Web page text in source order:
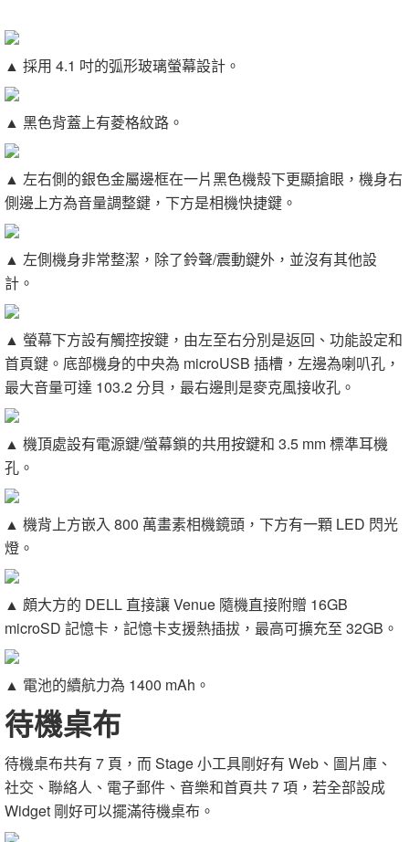
▲ 採用 4.1 吋的弧形玻璃螢幕設計。
▲ 黑色背蓋上有菱格紋路。
▲ 左右側的銀色金屬邊框在一片黑色機殼下更顯搶眼，機身右
側邊上方為音量調整鍵，下方是相機快捷鍵。
▲ 左側機身非常整潔，除了鈴聲/震動鍵外，並沒有其他設
計。
▲ 螢幕下方設有觸控按鍵，由左至右分別是返回、功能設定和
首頁鍵。底部機身的中央為 microUSB 插槽，左邊為喇叭孔，
最大音量可達 103.2 分貝，最右邊則是麥克風接收孔。
▲ 機頂處設有電源鍵/螢幕鎖的共用按鍵和 3.5 mm 標準耳機
孔。
▲ 機背上方嵌入 800 萬畫素相機鏡頭，下方有一顆 LED 閃光
燈。
▲ 頗大方的 DELL 直接讓 Venue 隨機直接附贈 16GB
microSD 記憶卡，記憶卡支援熱插拔，最高可擴充至 32GB。
▲ 電池的續航力為 1400 mAh。
待機桌布
待機桌布共有 7 頁，而 Stage 小工具剛好有 Web、圖片庫、
社交、聯絡人、電子郵件、音樂和首頁共 7 項，若全部設成
Widget 剛好可以擺滿待機桌布。